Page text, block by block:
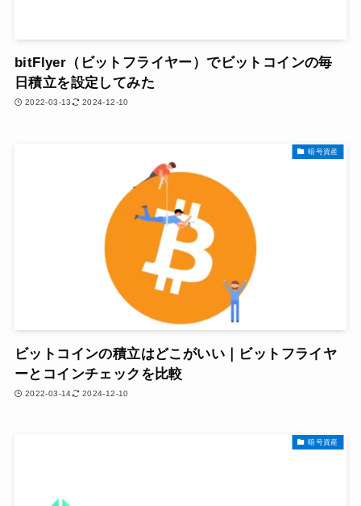
bitFlyer（ビットフライヤー）でビットコインの毎
日積立を設定してみた
2022-03-13 2024-12-10
暗号資産
ビットコインの積立はどこがいい｜ビットフライヤ
ーとコインチェックを比較
2022-03-14 2024-12-10
暗号資産